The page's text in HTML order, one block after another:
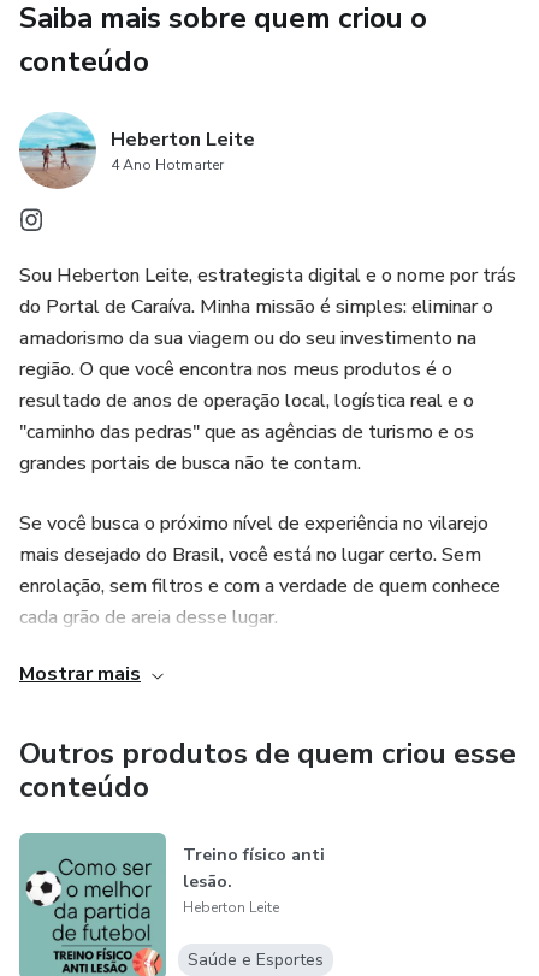
Saiba mais sobre quem criou o
conteúdo
Heberton Leite
4 Ano Hotmarter
Sou Heberton Leite, estrategista digital e o nome por trás
do Portal de Caraíva. Minha missão é simples: eliminar o
amadorismo da sua viagem ou do seu investimento na
região. O que você encontra nos meus produtos é o
resultado de anos de operação local, logística real e o
"caminho das pedras" que as agências de turismo e os
grandes portais de busca não te contam.
Se você busca o próximo nível de experiência no vilarejo
mais desejado do Brasil, você está no lugar certo. Sem
enrolação, sem filtros e com a verdade de quem conhece
cada grão de areia desse lugar.
O que você acessa aqui:
* Estratégias de logística e vivência real (Caraíva Sem
Filtro).
* Inteligência local para visitantes e investidores.
* A visão de quem transforma o operacional em autoridade
digital.
Mostrar mais
Outros produtos de quem criou esse
conteúdo
Treino físico anti
lesão.
Heberton Leite
Saúde e Esportes